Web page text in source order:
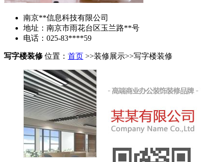
南京**信息科技有限公司
地址：南京市雨花台区玉兰路**号
电话：025-83****59
写字楼装修 位置： 首页 >>装修展示>>写字楼装修